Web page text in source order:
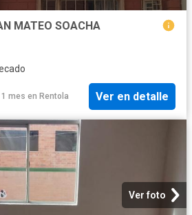
MATEO SOACHA
mes en Rentola Ver en detalle
Ver foto